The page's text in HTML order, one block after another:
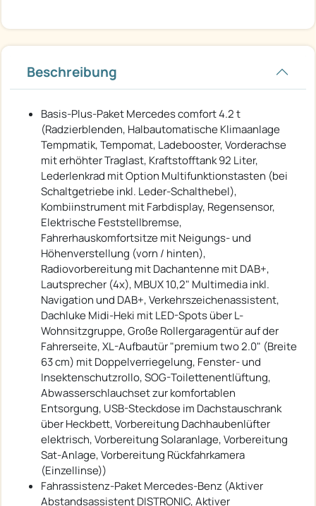
Beschreibung
Basis-Plus-Paket Mercedes comfort 4.2 t
(Radzierblenden, Halbautomatische Klimaanlage
Tempmatik, Tempomat, Ladebooster, Vorderachse
mit erhöhter Traglast, Kraftstofftank 92 Liter,
Lederlenkrad mit Option Multifunktionstasten (bei
Schaltgetriebe inkl. Leder-Schalthebel),
Kombiinstrument mit Farbdisplay, Regensensor,
Elektrische Feststellbremse,
Fahrerhauskomfortsitze mit Neigungs- und
Höhenverstellung (vorn / hinten),
Radiovorbereitung mit Dachantenne mit DAB+,
Lautsprecher (4x), MBUX 10,2" Multimedia inkl.
Navigation und DAB+, Verkehrszeichenassistent,
Dachluke Midi-Heki mit LED-Spots über L-
Wohnsitzgruppe, Große Rollergaragentür auf der
Fahrerseite, XL-Aufbautür "premium two 2.0" (Breite
63 cm) mit Doppelverriegelung, Fenster- und
Insektenschutzrollo, SOG-Toilettenentlüftung,
Abwasserschlauchset zur komfortablen
Entsorgung, USB-Steckdose im Dachstauschrank
über Heckbett, Vorbereitung Dachhaubenlüfter
elektrisch, Vorbereitung Solaranlage, Vorbereitung
Sat-Anlage, Vorbereitung Rückfahrkamera
(Einzellinse))
Fahrassistenz-Paket Mercedes-Benz (Aktiver
Abstandsassistent DISTRONIC, Aktiver